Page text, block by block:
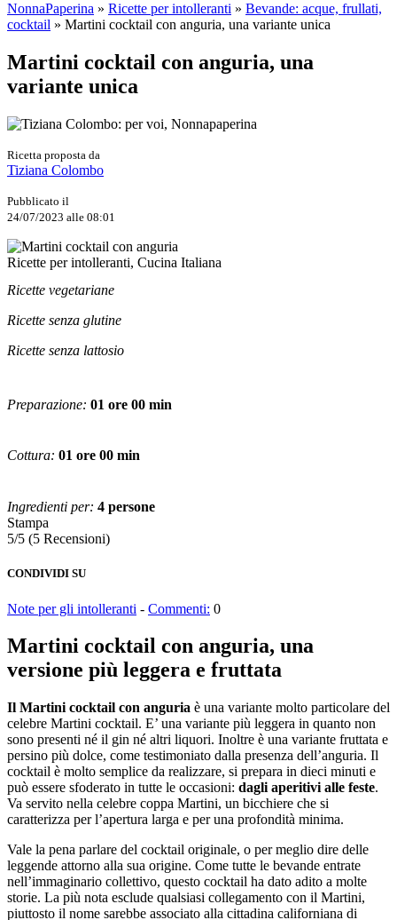
NonnaPaperina » Ricette per intolleranti » Bevande: acque, frullati,
cocktail » Martini cocktail con anguria, una variante unica
Martini cocktail con anguria, una
variante unica
Ricetta proposta da
Tiziana Colombo
Pubblicato il
24/07/2023 alle 08:01
Ricette per intolleranti, Cucina Italiana
Ricette vegetariane
Ricette senza glutine
Ricette senza lattosio
Preparazione: 01 ore 00 min
Cottura: 01 ore 00 min
Ingredienti per: 4 persone
Stampa
5/5 (5 Recensioni)
CONDIVIDI SU
Note per gli intolleranti - Commenti: 0
Martini cocktail con anguria, una
versione più leggera e fruttata
Il Martini cocktail con anguria è una variante molto particolare del
celebre Martini cocktail. E’ una variante più leggera in quanto non
sono presenti né il gin né altri liquori. Inoltre è una variante fruttata e
persino più dolce, come testimoniato dalla presenza dell’anguria. Il
cocktail è molto semplice da realizzare, si prepara in dieci minuti e
può essere sfoderato in tutte le occasioni: dagli aperitivi alle feste.
Va servito nella celebre coppa Martini, un bicchiere che si
caratterizza per l’apertura larga e per una profondità minima.
Vale la pena parlare del cocktail originale, o per meglio dire delle
leggende attorno alla sua origine. Come tutte le bevande entrate
nell’immaginario collettivo, questo cocktail ha dato adito a molte
storie. La più nota esclude qualsiasi collegamento con il Martini,
piuttosto il nome sarebbe associato alla cittadina californiana di